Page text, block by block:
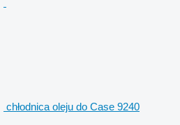
chłodnica oleju do Case 9240